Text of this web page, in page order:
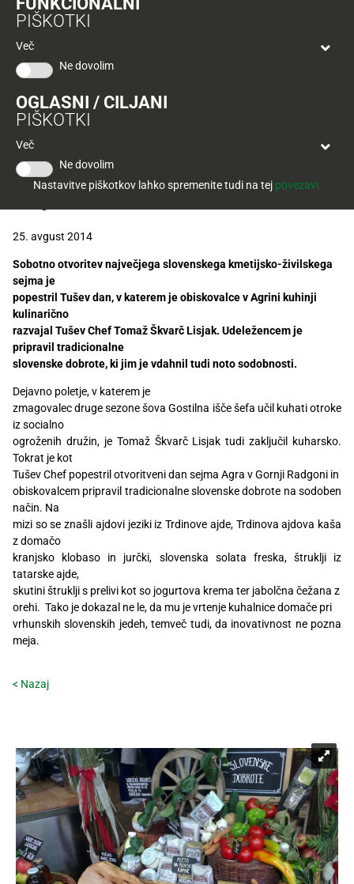
PIŠKOTKI
Več
Ne dovolim
OGLASNI / CILJANI
PIŠKOTKI
Več
Ne dovolim
Nastavitve piškotkov lahko spremenite tudi na tej povezavi.
Ponudba
velja
30.
2026
POGLEJTE IZDELKE
Udeležencem je pripravil tradicionalne
sodobnosti.
Slovenske dobrote na sejmu
Agra kuhal
Tušev chef Tomaž Škvarč
Lisjak
25. avgust 2014
Sobotno otvoritev največjega slovenskega kmetijsko-živilskega
sejma je
popestril Tušev dan, v katerem je obiskovalce v Agrini kuhinji
kulinarično
razvajal Tušev Chef Tomaž Škvarč Lisjak. Udeležencem je
pripravil tradicionalne
slovenske dobrote, ki jim je vdahnil tudi noto sodobnosti.
Dejavno poletje, v katerem je
zmagovalec druge sezone šova Gostilna išče šefa učil kuhati otroke
iz socialno
ogroženih družin, je Tomaž Škvarč Lisjak tudi zaključil kuharsko.
Tokrat je kot
Tušev Chef popestril otvoritveni dan sejma Agra v Gornji Radgoni in
obiskovalcem pripravil tradicionalne slovenske dobrote na sodoben
način. Na
mizi so se znašli ajdovi jeziki iz Trdinove ajde, Trdinova ajdova kaša
z domačo
kranjsko klobaso in jurčki, slovenska solata freska, štruklji iz
tatarske ajde,
skutini štruklji s prelivi kot so jogurtova krema ter jabolčna čežana z
orehi. Tako je dokazal ne le, da mu je vrtenje kuhalnice domače pri
vrhunskih slovenskih jedeh, temveč tudi, da inovativnost ne pozna
meja.
< Nazaj